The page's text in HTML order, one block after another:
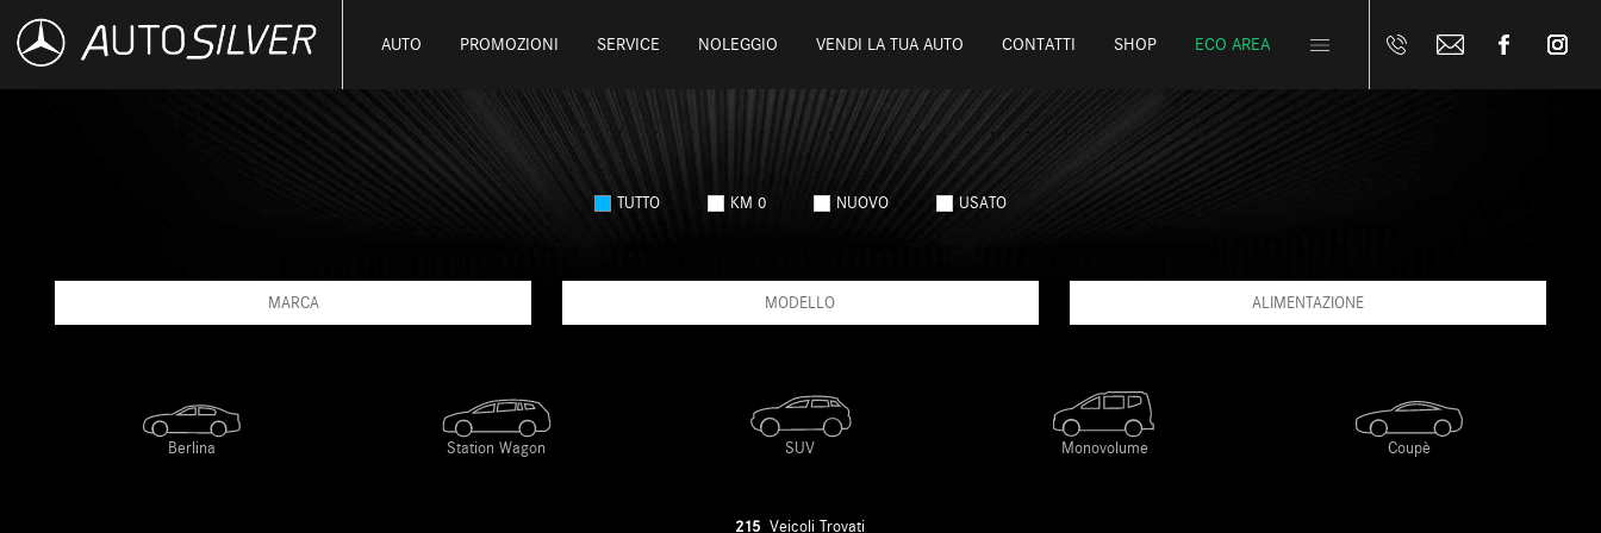
AUTO PROMOZIONI SERVICE NOLEGGIO VENDI LA TUA AUTO CONTATTI SHOP ECO AREA
TUTTO KM 0 NUOVO USATO
MARCA MODELLO ALIMENTAZIONE
215 Veicoli Trovati